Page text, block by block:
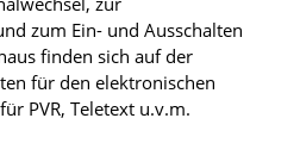
zum Ein- und Ausschalten
finden sich auf der
für den elektronischen
PVR, Teletext u.v.m.